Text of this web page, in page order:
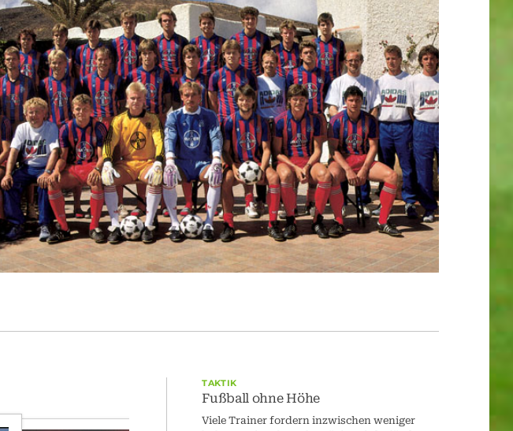
TAKTIK
Fußball ohne Höhe
Viele Trainer fordern inzwischen weniger